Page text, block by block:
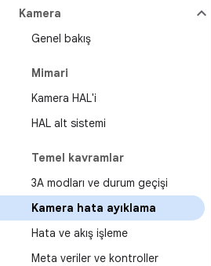
Kamera
Genel bakış
Mimari
Kamera HAL'i
HAL alt sistemi
Temel kavramlar
3A modları ve durum geçişi
Kamera hata ayıklama
Hata ve akış işleme
Meta veriler ve kontroller